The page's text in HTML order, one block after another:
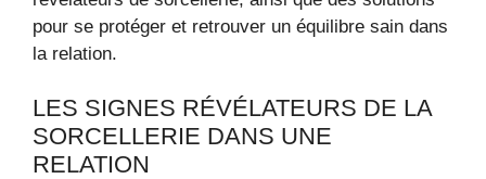
pour se protéger et retrouver un équilibre sain dans
la relation.
LES SIGNES RÉVÉLATEURS DE LA
SORCELLERIE DANS UNE
RELATION